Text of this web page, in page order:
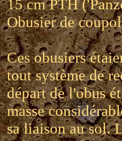
15 cm PTH
Obusier de
Ces obusiers
tout système de
départ de l'obus
masse
sa liaison au sol.